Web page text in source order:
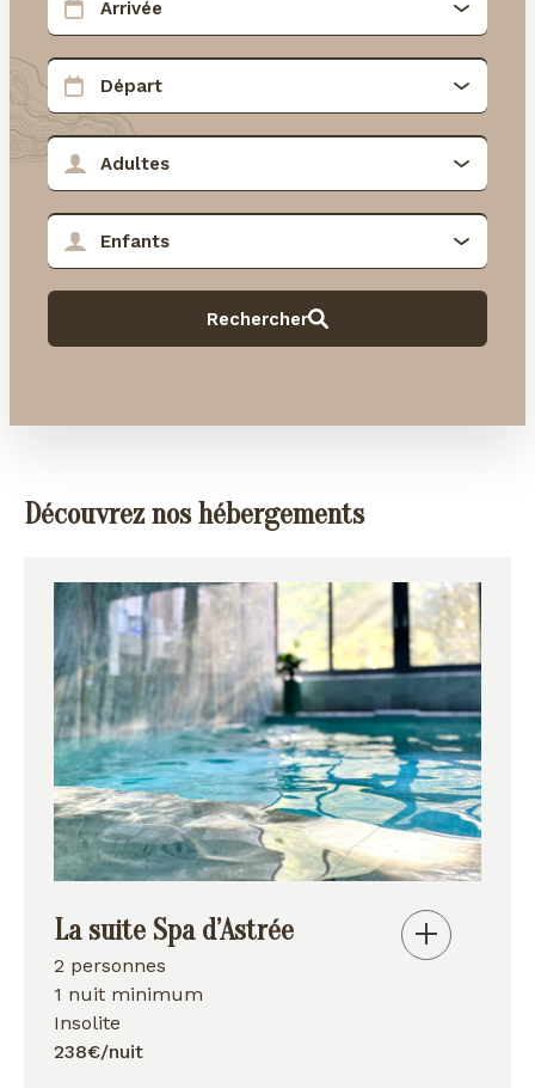
Découvrez nos hébergements
La suite Spa d’Astrée
2 personnes
1 nuit minimum
Insolite
238€/nuit